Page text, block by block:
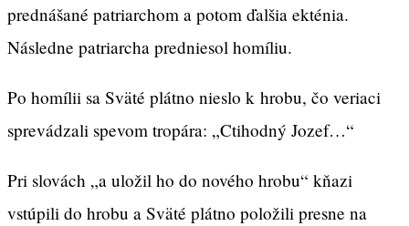
prednášané patriarchom a potom ďalšia ekténia.
Následne patriarcha predniesol homíliu.
Po homílii sa Sväté plátno nieslo k hrobu, čo veriaci
sprevádzali spevom tropára: „Ctihodný Jozef…“
Pri slovách „a uložil ho do nového hrobu“ kňazi
vstúpili do hrobu a Sväté plátno položili presne na